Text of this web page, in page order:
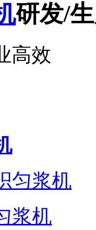
研发/
高效
匀浆机
浆机